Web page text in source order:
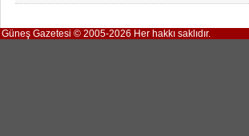
Güneş Gazetesi © 2005-2026 Her hakkı saklıdır.